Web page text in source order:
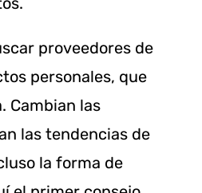
proveedores de
personales, que
Cambian las
las tendencias de
la forma de